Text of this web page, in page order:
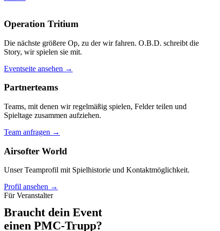
Operation Tritium
Die nächste größere Op, zu der wir fahren. O.B.D. schreibt die
Story, wir spielen sie mit.
Eventseite ansehen →
Partnerteams
Teams, mit denen wir regelmäßig spielen, Felder teilen und
Spieltage zusammen aufziehen.
Team anfragen →
Airsofter World
Unser Teamprofil mit Spielhistorie und Kontaktmöglichkeit.
Profil ansehen →
Für Veranstalter
Braucht dein Event
einen PMC-Trupp?